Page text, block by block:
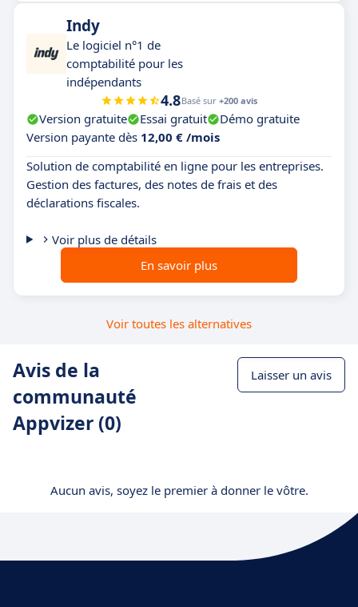
Indy
Le logiciel n°1 de
comptabilité pour les
indépendants
4.8Basé sur +200 avis
Version gratuite Essai gratuit
Démo gratuite
Version payante dès 12,00 € /mois
Solution de comptabilité en ligne pour les entreprises.
Gestion des factures, des notes de frais et des
déclarations fiscales.
Voir plus de détails
En savoir plus
Voir toutes les alternatives
Avis de la
communauté
Appvizer (0)
Laisser un avis
Aucun avis, soyez le premier à donner le vôtre.